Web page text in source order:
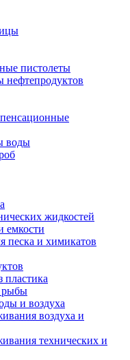
пистолеты
нефтепродуктов
воды
жидкостей
емкости
песка и химикатов
пластика
рыбы
и воздуха
воздуха и
технических и